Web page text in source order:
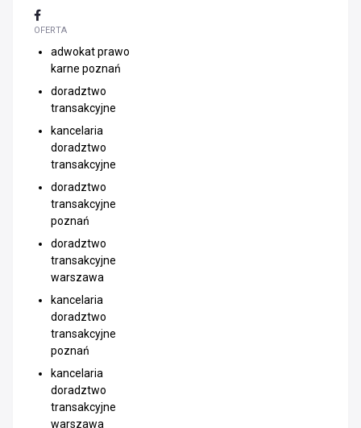
OFERTA
adwokat prawo
karne poznań
doradztwo
transakcyjne
kancelaria
doradztwo
transakcyjne
doradztwo
transakcyjne
poznań
doradztwo
transakcyjne
warszawa
kancelaria
doradztwo
transakcyjne
poznań
kancelaria
doradztwo
transakcyjne
warszawa